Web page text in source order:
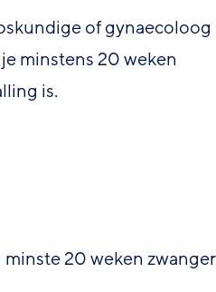
of gynaecoloog
minstens 20 weken
is.
minste 20 weken zwanger